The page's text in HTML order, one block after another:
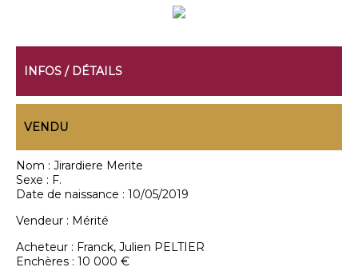
INFOS / DÉTAILS
VENDU
Nom : Jirardiere Merite
Sexe : F.
Date de naissance : 10/05/2019
Vendeur : Mérité
Acheteur : Franck, Julien PELTIER
Enchères : 10 000 €